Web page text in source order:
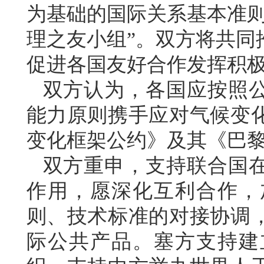
为基础的国际关系基本准
理之友小组”。双方将共
促进各国友好合作发挥积
双方认为，各国应按照
能力原则携手应对气候变
变化框架公约》及其《巴
双方重申，支持联合国
作用，愿深化互利合作
则、技术标准的对接协调
际公共产品。塞方支持